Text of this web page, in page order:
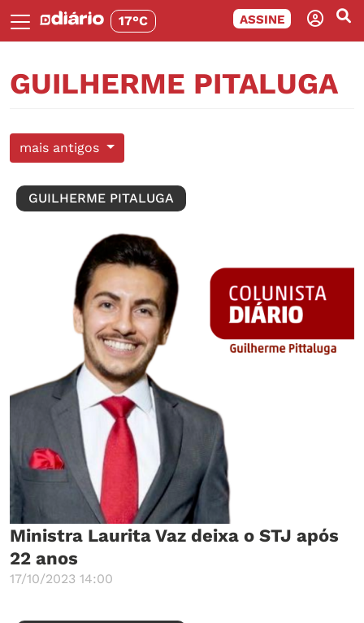
17°C ASSINE
GUILHERME PITALUGA
mais antigos
GUILHERME PITALUGA
Ministra Laurita Vaz deixa o STJ após
22 anos
17/10/2023 14:00